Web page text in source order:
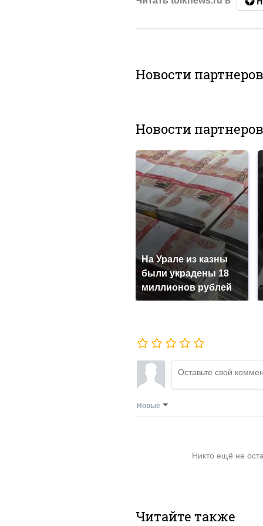
Новости партнеров
Новости партнеров
На Урале из казны
были украдены 18
миллионов рублей
Новые
Никто ещё не
Читайте также